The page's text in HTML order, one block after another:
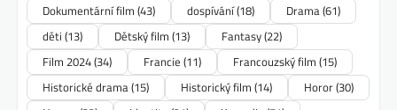
Dokumentární film (43) dospívání(18) Drama(61)
děti (13) Dětský film (13) Fantasy(22)
Film 2024(34) Francie (11) Francouzský film (15)
Historické drama(15) Historický film (14) Horor(30)